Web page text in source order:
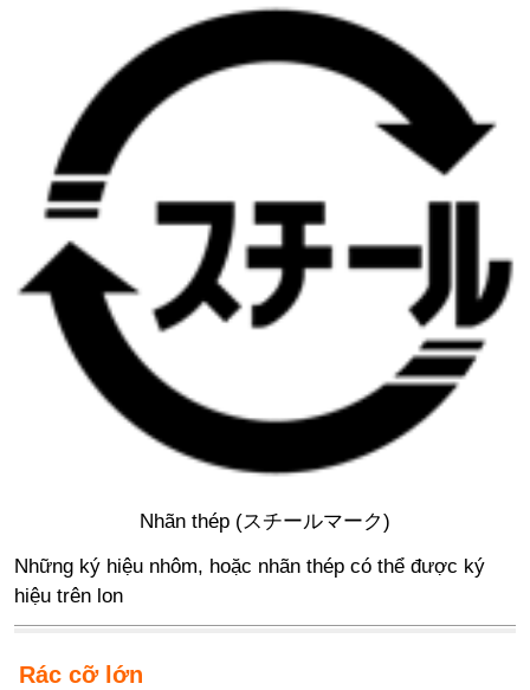
Nhãn thép (スチールマーク)
Những ký hiệu nhôm, hoặc nhãn thép có thể được ký
hiệu trên lon
Rác cỡ lớn